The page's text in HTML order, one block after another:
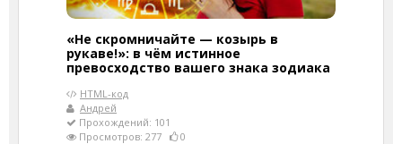
«Не скромничайте — козырь в
рукаве!»: в чём истинное
превосходство вашего знака зодиака
HTML-код
Андрей
Прохождений: 101
Просмотров: 277
0